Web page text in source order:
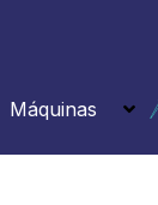
Máquinas